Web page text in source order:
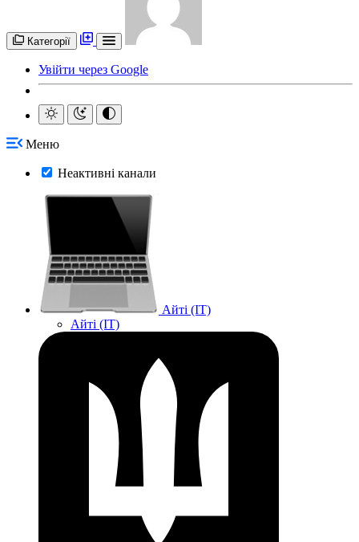
Категорії
Увійти через Google
Меню
Неактивні канали
Айті (IT)
Айті (IT)